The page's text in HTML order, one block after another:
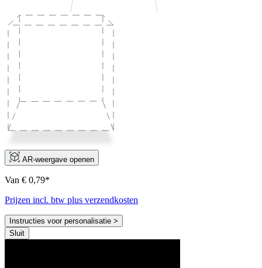
AR-weergave openen
Van € 0,79*
Prijzen incl. btw plus verzendkosten
Instructies voor personalisatie >
Sluit